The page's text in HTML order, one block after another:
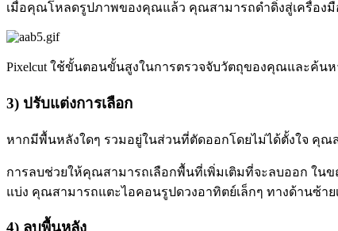
เมื่อคุณโหลดรูปภาพของคุณแล้ว คุณสามารถดำดิ่งสู่เครื่องมื
Pixelcut ใช้ขั้นตอนขั้นสูงในการตรวจจับวัตถุของคุณและค้น
3) ปรับแต่งการเลือก
หากมีพื้นหลังใดๆ รวมอยู่ในส่วนที่ตัดออกโดยไม่ได้ตั้งใจ คุณ
การลบช่วยให้คุณสามารถเลือกพื้นที่เพิ่มเติมที่จะลบออก ใ
แบ่ง คุณสามารถแตะไอคอนรูปดวงอาทิตย์เล็กๆ ทางด้านซ้า